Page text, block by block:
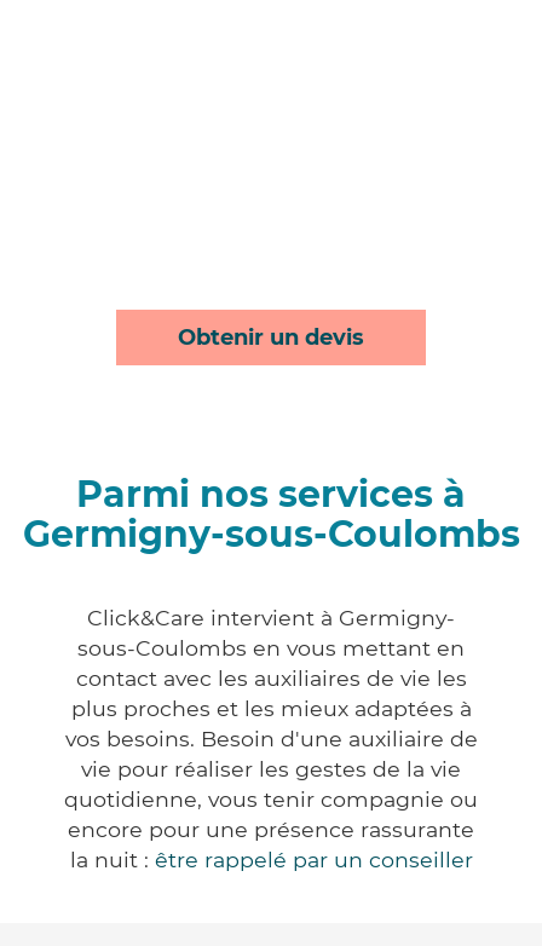
Obtenir un devis
Parmi nos services à
Germigny-sous-Coulombs
Click&Care intervient à Germigny-
sous-Coulombs en vous mettant en
contact avec les auxiliaires de vie les
plus proches et les mieux adaptées à
vos besoins. Besoin d'une auxiliaire de
vie pour réaliser les gestes de la vie
quotidienne, vous tenir compagnie ou
encore pour une présence rassurante
la nuit : être rappelé par un conseiller